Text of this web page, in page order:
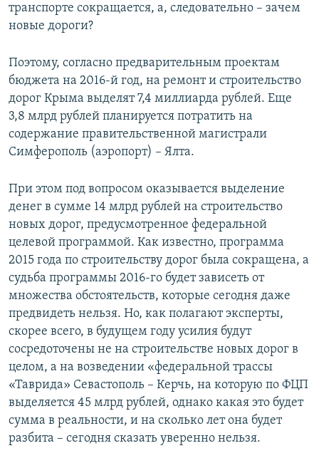
транспорте сокращается, а, следовательно – зачем
новые дороги?
Поэтому, согласно предварительным проектам
бюджета на 2016-й год, на ремонт и строительство
дорог Крыма выделят 7,4 миллиарда рублей. Еще
3,8 млрд рублей планируется потратить на
содержание правительственной магистрали
Симферополь (аэропорт) – Ялта.
При этом под вопросом оказывается выделение
денег в сумме 14 млрд рублей на строительство
новых дорог, предусмотренное федеральной
целевой программой. Как известно, программа
2015 года по строительству дорог была сокращена, а
судьба программы 2016-го будет зависеть от
множества обстоятельств, которые сегодня даже
предвидеть нельзя. Но, как полагают эксперты,
скорее всего, в будущем году усилия будут
сосредоточены не на строительстве новых дорог в
целом, а на возведении «федеральной трассы
«Таврида» Севастополь – Керчь, на которую по ФЦП
выделяется 45 млрд рублей, однако какая это будет
сумма в реальности, и на сколько лет она будет
разбита – сегодня сказать уверенно нельзя.